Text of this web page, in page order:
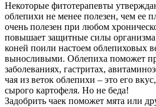
Некоторые фитотерапевты
облепихи не менее полезен, чем ее
очень полезен при любом
повышает защитные силы
коней поили настоем облепиховых
выносливыми. Облепиха поможет
заболеваниях, гастритах,
чая из веток облепихи – это его
сырого картофеля. Но не беда!
Задобрить чаек поможет мята или